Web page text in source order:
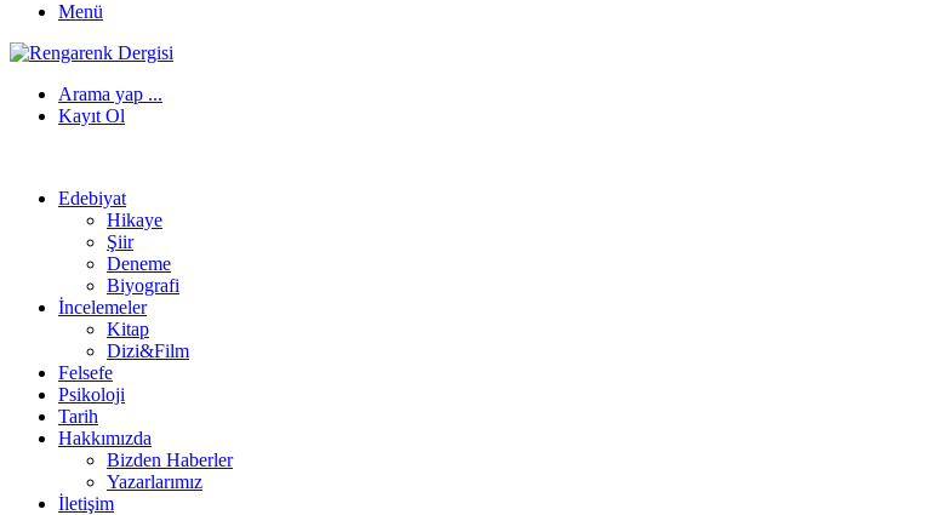
Menü
Arama yap ...
Kayıt Ol
Edebiyat
Hikaye
Şiir
Deneme
Biyografi
İncelemeler
Kitap
Dizi&Film
Felsefe
Psikoloji
Tarih
Hakkımızda
Bizden Haberler
Yazarlarımız
İletişim